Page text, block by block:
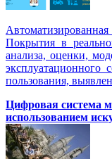
Покрытия в
анализа, оценки,
эксплуатационного
пользования,
Цифровая система
использованием